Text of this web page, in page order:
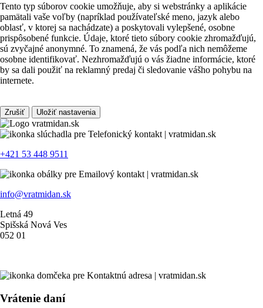
Tento typ súborov cookie umožňuje, aby si webstránky a aplikácie
pamätali vaše voľby (napríklad používateľské meno, jazyk alebo
oblasť, v ktorej sa nachádzate) a poskytovali vylepšené, osobne
prispôsobené funkcie. Údaje, ktoré tieto súbory cookie zhromažďujú,
sú zvyčajné anonymné. To znamená, že vás podľa nich nemôžeme
osobne identifikovať. Nezhromažďujú o vás žiadne informácie, ktoré
by sa dali použiť na reklamný predaj či sledovanie vášho pohybu na
internete.
Zrušiť Uložiť nastavenia
+421 53 448 9511
info@vratmidan.sk
Letná 49
Spišská Nová Ves
052 01
Vrátenie daní